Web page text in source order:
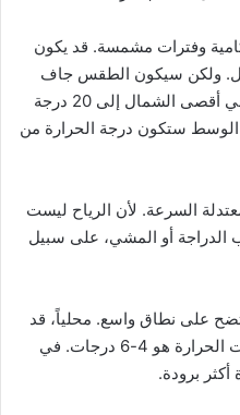
وفترات مشمسة. قد يكون
ولكن سيكون الطقس جاف
وترتفع درجة الحرارة من 15 درجة في أقصى الشمال إلى 20 درجة
ستكون درجة الحرارة من
السرعة. لأن الرياح ليست
الدراجة أو المشي، على سبيل
على نطاق واسع. محلياً، قد
يتشكل الضباب والحد الأدنى لدرجات الحرارة هو 4-6 درجات. في
برودة.